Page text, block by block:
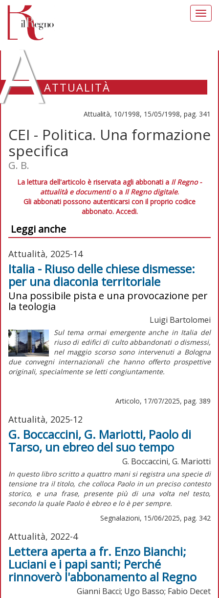
ATTUALITÀ
Attualità, 10/1998, 15/05/1998, pag. 341
CEI - Politica. Una formazione
specifica
G. B.
La lettura dell'articolo è riservata agli abbonati a Il Regno -
attualità e documentio a Il Regno digitale.
Gli abbonati possono autenticarsi con il proprio codice
abbonato. Accedi.
Leggi anche
Attualità, 2025-14
Italia - Riuso delle chiese dismesse:
per una diaconia territoriale
Una possibile pista e una provocazione per
la teologia
Luigi Bartolomei
Sul tema ormai emergente anche in Italia del
riuso di edifici di culto abbandonati o dismessi,
nel maggio scorso sono intervenuti a Bologna
due convegni internazionali che hanno offerto prospettive
originali, specialmente se letti congiuntamente.
Articolo, 17/07/2025, pag. 389
Attualità, 2025-12
G. Boccaccini, G. Mariotti, Paolo di
Tarso, un ebreo del suo tempo
G. Boccaccini, G. Mariotti
In questo libro scritto a quattro mani si registra una specie di
tensione tra il titolo, che colloca Paolo in un preciso contesto
storico, e una frase, presente più di una volta nel testo,
secondo la quale Paolo è ebreo e lo è per sempre.
Segnalazioni, 15/06/2025, pag. 342
Attualità, 2022-4
Lettera aperta a fr. Enzo Bianchi;
Luciani e i papi santi; Perché
rinnoverò l'abbonamento al Regno
Gianni Bacci; Ugo Basso; Fabio Decet